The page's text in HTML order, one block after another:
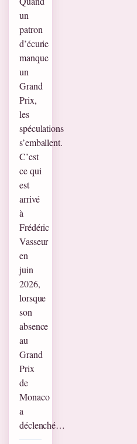
un
patron
d’écurie
manque
un
Grand
Prix,
les
spéculations
s’emballent.
C’est
ce qui
est
arrivé
à
Frédéric
Vasseur
en
juin
2026,
lorsque
son
absence
au
Grand
Prix
de
Monaco
a
déclenché…